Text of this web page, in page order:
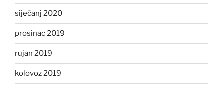
siječanj 2020
prosinac 2019
rujan 2019
kolovoz 2019